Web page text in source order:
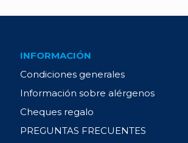
INFORMACIÓN
Condiciones generales
Información sobre alérgenos
Cheques regalo
PREGUNTAS FRECUENTES